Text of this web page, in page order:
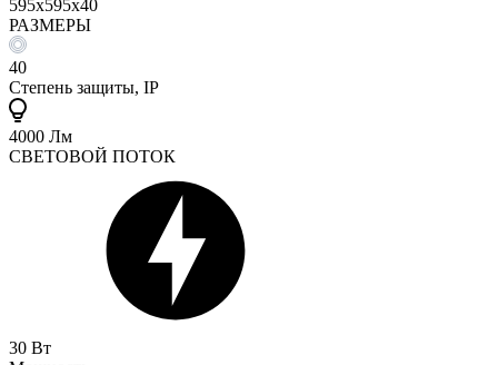
595х595х40
РАЗМЕРЫ
40
Степень защиты, IP
4000 Лм
СВЕТОВОЙ ПОТОК
30 Вт